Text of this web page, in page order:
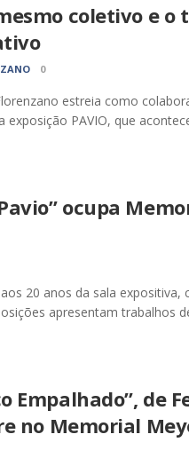
coletivo e o
0
estreia como
exposição PAVIO, que
ocupa
20 anos da sala expositiva,
apresentam trabalhos
Empalhado”, de
no Memorial